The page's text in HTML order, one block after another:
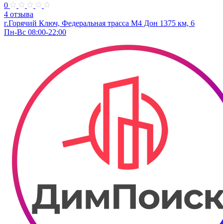
0
4 отзыва
г.Горячий Ключ, Федеральная трасса М4 Дон 1375 км, 6
Пн-Вс 08:00-22:00